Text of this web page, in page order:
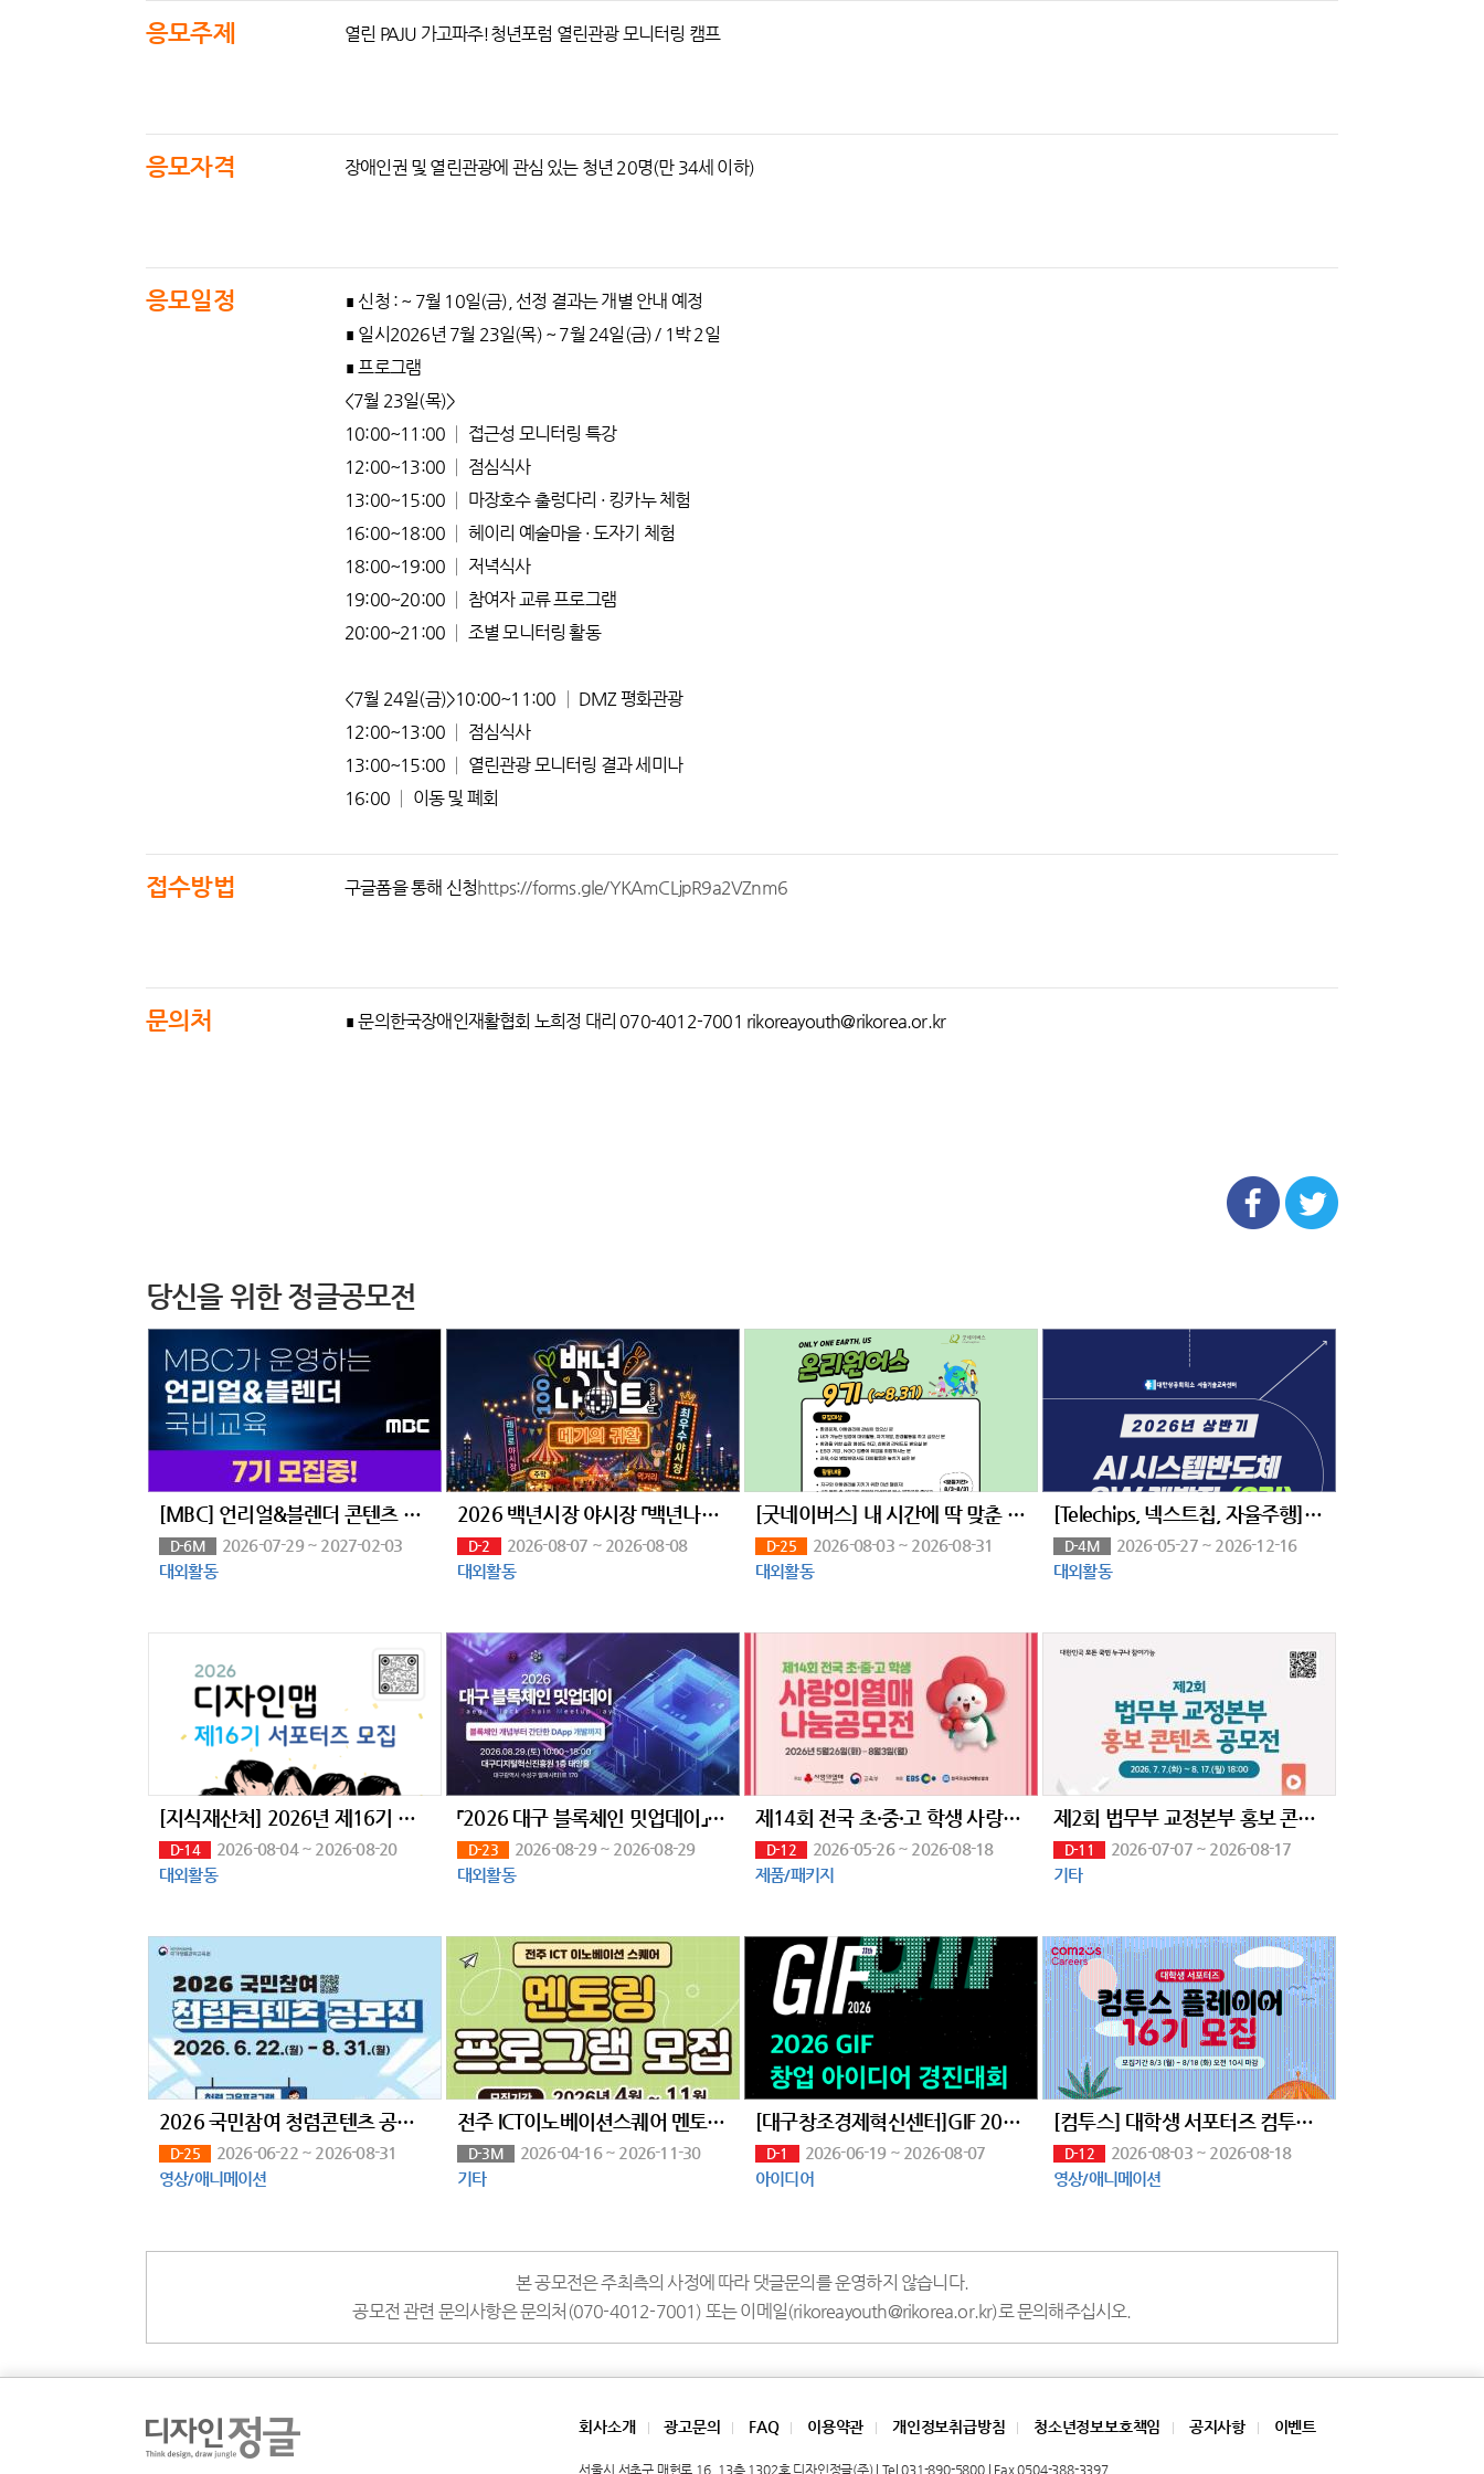
응모주제 열린 PAJU 가고파주!청년포럼 열린관광 모니터링 캠프
응모자격 장애인권 및 열린관광에 관심 있는 청년 20명(만 34세 이하)
응모일정
∎ 신청 : ~ 7월 10일(금), 선정 결과는 개별 안내 예정
∎ 일시2026년 7월 23일(목) ~ 7월 24일(금) / 1박 2일
∎ 프로그램
<7월 23일(목)>
10:00~11:00 │ 접근성 모니터링 특강
12:00~13:00 │ 점심식사
13:00~15:00 │ 마장호수 출렁다리 · 킹카누 체험
16:00~18:00 │ 헤이리 예술마을 · 도자기 체험
18:00~19:00 │ 저녁식사
19:00~20:00 │ 참여자 교류 프로그램
20:00~21:00 │ 조별 모니터링 활동
<7월 24일(금)>10:00~11:00 │ DMZ 평화관광
12:00~13:00 │ 점심식사
13:00~15:00 │ 열린관광 모니터링 결과 세미나
16:00 │ 이동 및 폐회
접수방법 구글폼을 통해 신청https://forms.gle/YKAmCLjpR9a2VZnm6
문의처 ∎ 문의한국장애인재활협회 노희정 대리 070-4012-7001 rikoreayouth@rikorea.or.kr
당신을 위한 정글공모전
[MBC] 언리얼&블렌더 콘텐츠 전문가 과정 7기 모집 (~7/29)
D-6M
2026-07-29 ~ 2027-02-03
대외활동
2026 백년시장 야시장 「백년나이트 : 메기의 귀환」
D-2
2026-08-07 ~ 2026-08-08
대외활동
[굿네이버스] 내 시간에 딱 맞춘 환경챌린지! 온리원어스 9기 모집! (~8/31)
D-25
2026-08-03 ~ 2026-08-31
대외활동
[Telechips, 넥스트칩, 자율주행] AI 시스템반도체 SW개발자 (2기)채용연계과정
D-4M
2026-05-27 ~ 2026-12-16
대외활동
[지식재산처] 2026년 제16기 디자인맵 서포터즈 모집 공고
D-14
2026-08-04 ~ 2026-08-20
대외활동
「2026 대구 블록체인 밋업데이」 1회차 교육생 모집
D-23
2026-08-29 ~ 2026-08-29
대외활동
제14회 전국 초·중·고 학생 사랑의열매 나눔공모전
D-12
2026-05-26 ~ 2026-08-18
제품/패키지
제2회 법무부 교정본부 홍보 콘텐츠 공모전
D-11
2026-07-07 ~ 2026-08-17
기타
2026 국민참여 청렴콘텐츠 공모전(~8/31)
D-25
2026-06-22 ~ 2026-08-31
영상/애니메이션
전주 ICT이노베이션스퀘어 멘토링 프로그램 모집
D-3M
2026-04-16 ~ 2026-11-30
기타
[대구창조경제혁신센터]GIF 2026 창업아이디어경진대회
D-1
2026-06-19 ~ 2026-08-07
아이디어
[컴투스] 대학생 서포터즈 컴투스 플레이어 16기 모집
D-12
2026-08-03 ~ 2026-08-18
영상/애니메이션
본 공모전은 주최측의 사정에 따라 댓글문의를 운영하지 않습니다.
공모전 관련 문의사항은 문의처(070-4012-7001) 또는 이메일(rikoreayouth@rikorea.or.kr)로 문의해주십시오.
회사소개 광고문의 FAQ 이용약관 개인정보취급방침 청소년정보보호책임 공지사항 이벤트
서울시 서초구 매헌로 16, 13층 1302호 디자인정글(주) | Tel 031-890-5800 | Fax 0504-388-3397